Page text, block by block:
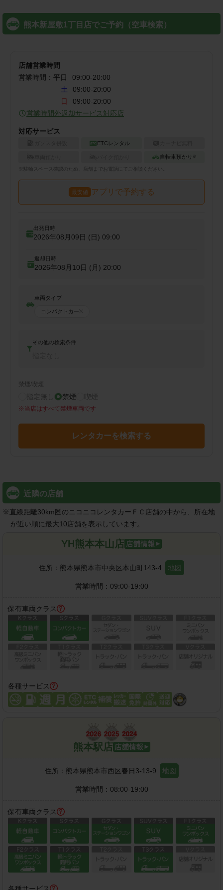
熊本新屋敷1丁目店でご予約（空車検索）
店舗営業時間
営業時間： 平日 09:00-20:00
土
09:00-20:00
日
09:00-20:00
営業時間外返却サービス対応店
対応サービス
ETCレンタル
自転車預かり ※
※ スペース確認のため、店舗までお電話にてご相談ください。
最安値 アプリで予約する
出発日時
2026年08月09日 (日) 09:00
返却日時
2026年08月10日 (月) 20:00
車両タイプ
コンパクトカー
その他の検索条件
禁煙/喫煙
指定無し 禁煙 喫煙
※ 当店はすべて禁煙車両です
レンタカーを検索する
近隣の店舗
※直線距離30km圏のニコニコレンタカーＦＣ店舗の中から、所在地
が近い順に最大10店舗を表示しています。
YH熊本本山店
住所： 熊本県熊本市中央区本山町143-4 地図
営業時間： 09:00-19:00
保有車両クラス
各種サービス
熊本駅店
住所： 熊本県熊本市西区春日3-13-9 地図
営業時間： 08:00-19:00
保有車両クラス